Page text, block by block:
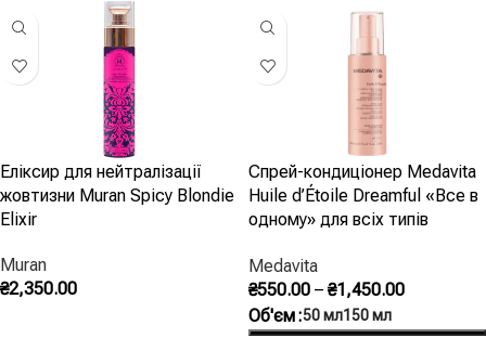
Еліксир для нейтралізації
жовтизни Muran Spicy Blondie
Elixir
Muran
₴2,350.00
Спрей-кондиціонер Medavita
Huile d’Étoile Dreamful «Все в
одному» для всіх типів
Medavita
₴550.00 – ₴1,450.00
Об'єм 50 мл150 мл